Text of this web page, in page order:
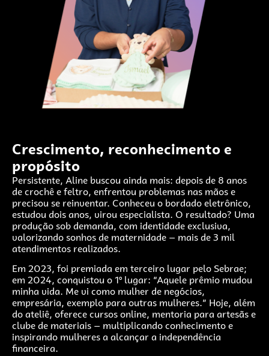
Crescimento, reconhecimento e
propósito
Persistente, Aline buscou ainda mais: depois de 8 anos
de crochê e feltro, enfrentou problemas nas mãos e
precisou se reinventar. Conheceu o bordado eletrônico,
estudou dois anos, virou especialista. O resultado? Uma
produção sob demanda, com identidade exclusiva,
valorizando sonhos de maternidade — mais de 3 mil
atendimentos realizados.
Em 2023, foi premiada em terceiro lugar pelo Sebrae;
em 2024, conquistou o 1º lugar: “Aquele prêmio mudou
minha vida. Me vi como mulher de negócios,
empresária, exemplo para outras mulheres.” Hoje, além
do ateliê, oferece cursos online, mentoria para artesãs e
clube de materiais — multiplicando conhecimento e
inspirando mulheres a alcançar a independência
financeira.